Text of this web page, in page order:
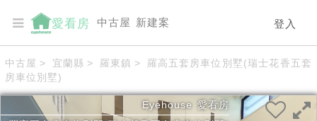
愛看房 登入
中古屋 新建案
中古屋 > 宜蘭縣 > 羅東鎮 >
羅高五套房車位別墅(瑞士花香五套
房車位別墅)
Eyehouse 愛看房